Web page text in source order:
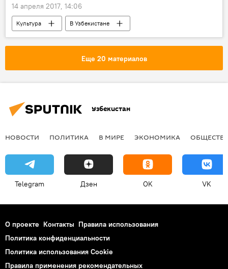
14 апреля 2017, 14:06
Культура
В Узбекистане
Мультимедиа
Фото
Ташкент
Еще 20 материалов
Узбекистан
НОВОСТИ ПОЛИТИКА В МИРЕ ЭКОНОМИКА
Telegram Дзен OK VK
О проекте Контакты Правила использования
Политика конфиденциальности
Политика использования Cookie
Правила применения рекомендательных